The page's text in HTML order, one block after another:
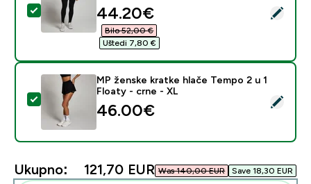
Odaberi ovaj proizvod - MP ženske bešavne tajice
discounted price
44.20€‎
Bilo 52,00 €‎
Uštedi 7,80 €‎
Odaberi ovaj proizvod - MP ženske kratke hlače
MP ženske kratke hlače Tempo 2 u 1
Floaty - crne - XL
46.00€‎
Ukupno: 121,70 EUR‎ Was 140,00 EUR‎ Save 18,30 EUR‎